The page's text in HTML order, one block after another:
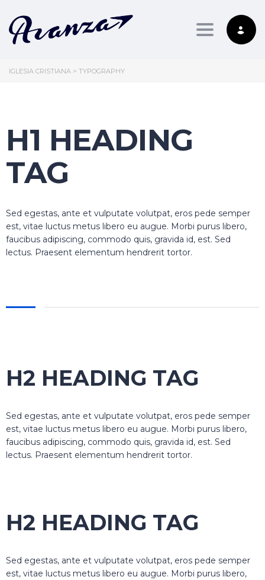
Toggle
IGLESIA CRISTIANA > TYPOGRAPHY
H1 HEADING
TAG
Sed egestas, ante et vulputate volutpat, eros pede semper
est, vitae luctus metus libero eu augue. Morbi purus libero,
faucibus adipiscing, commodo quis, gravida id, est. Sed
lectus. Praesent elementum hendrerit tortor.
H2 HEADING TAG
Sed egestas, ante et vulputate volutpat, eros pede semper
est, vitae luctus metus libero eu augue. Morbi purus libero,
faucibus adipiscing, commodo quis, gravida id, est. Sed
lectus. Praesent elementum hendrerit tortor.
H2 HEADING TAG
Sed egestas, ante et vulputate volutpat, eros pede semper
est, vitae luctus metus libero eu augue. Morbi purus libero,